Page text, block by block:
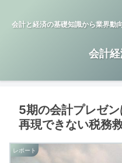
会計と経済の基礎知識から業界動
会計
5期の会計プレゼ
再現できない税務
レポート